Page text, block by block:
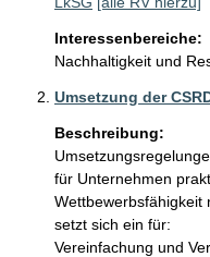
Interessenbereiche:
Nachhaltigkeit und
Umsetzung der
Beschreibung:
für Unternehmen
Wettbewerbsfähigkeit
setzt sich ein für:
Vereinfachung und